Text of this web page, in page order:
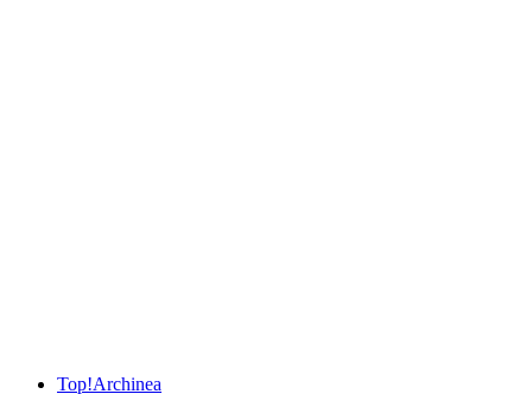
Top!Archinea